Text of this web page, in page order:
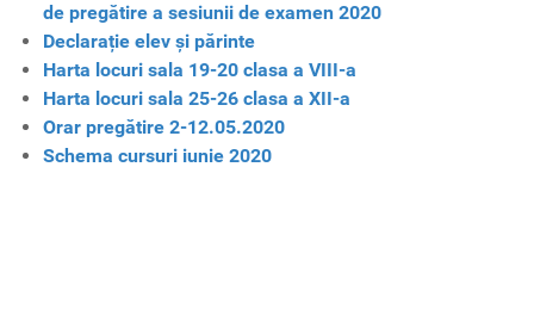
de pregătire a sesiunii de examen 2020
Declarație elev și părinte
Harta locuri sala 19-20 clasa a VIII-a
Harta locuri sala 25-26 clasa a XII-a
Orar pregătire 2-12.05.2020
Schema cursuri iunie 2020